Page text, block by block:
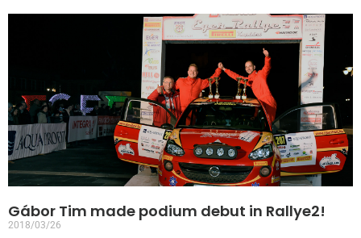
Gábor Tim made podium debut in Rallye2!
2018/03/26